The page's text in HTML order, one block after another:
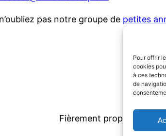
Pour offrir
cookies
à ces
de
pas notre groupe de petites
Fièrement propulsé par